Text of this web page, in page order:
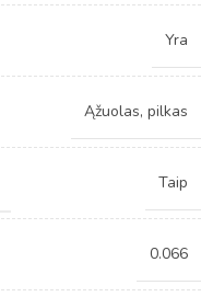
Yra
Ąžuolas, pilkas
Taip
0.066